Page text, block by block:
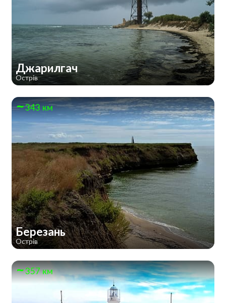
Джарилгач
Острів
343 км
Березань
Острів
357 км